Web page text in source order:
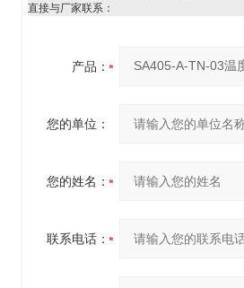
直接与厂家联系：
产品：
您的单位：
您的姓名：
联系电话：